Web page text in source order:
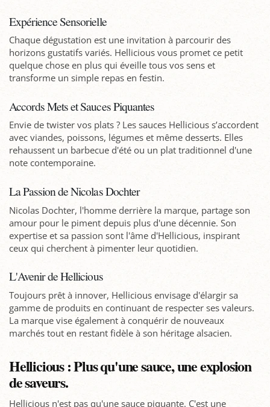
Expérience Sensorielle
Chaque dégustation est une invitation à parcourir des
horizons gustatifs variés. Hellicious vous promet ce petit
quelque chose en plus qui éveille tous vos sens et
transforme un simple repas en festin.
Accords Mets et Sauces Piquantes
Envie de twister vos plats ? Les sauces Hellicious s’accordent
avec viandes, poissons, légumes et même desserts. Elles
rehaussent un barbecue d'été ou un plat traditionnel d'une
note contemporaine.
La Passion de Nicolas Dochter
Nicolas Dochter, l'homme derrière la marque, partage son
amour pour le piment depuis plus d'une décennie. Son
expertise et sa passion sont l'âme d'Hellicious, inspirant
ceux qui cherchent à pimenter leur quotidien.
L'Avenir de Hellicious
Toujours prêt à innover, Hellicious envisage d'élargir sa
gamme de produits en continuant de respecter ses valeurs.
La marque vise également à conquérir de nouveaux
marchés tout en restant fidèle à son héritage alsacien.
Hellicious : Plus qu'une sauce, une explosion
de saveurs.
Hellicious n'est pas qu'une sauce piquante. C'est une